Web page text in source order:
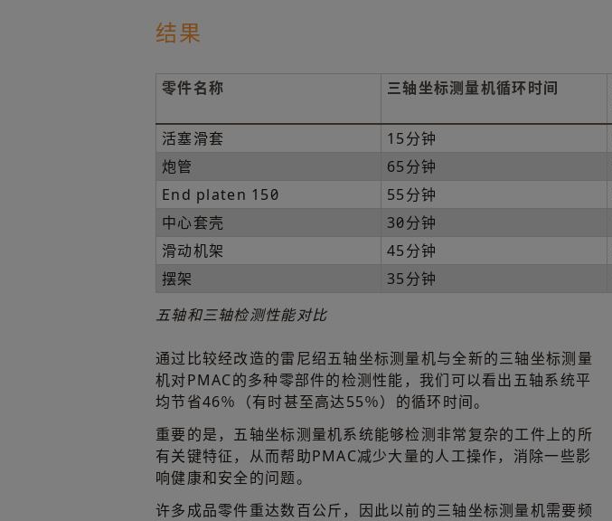
结果
零件名称 三轴坐标测量机循环时间
活塞滑套 15分钟
炮管
65分钟
End platen 150
55分钟
中心套壳
30分钟
滑动机架
45分钟
摆架
35分钟
五轴和三轴检测性能对比
通过比较经改造的雷尼绍五轴坐标测量机与全新的三轴坐标测量
机对PMAC的多种零部件的检测性能，我们可以看出五轴系统平
均节省46％（有时甚至高达55％）的循环时间。
重要的是，五轴坐标测量机系统能够检测非常复杂的工件上的所
有关键特征，从而帮助PMAC减少大量的人工操作，消除一些影
响健康和安全的问题。
许多成品零件重达数百公斤，因此以前的三轴坐标测量机需要频